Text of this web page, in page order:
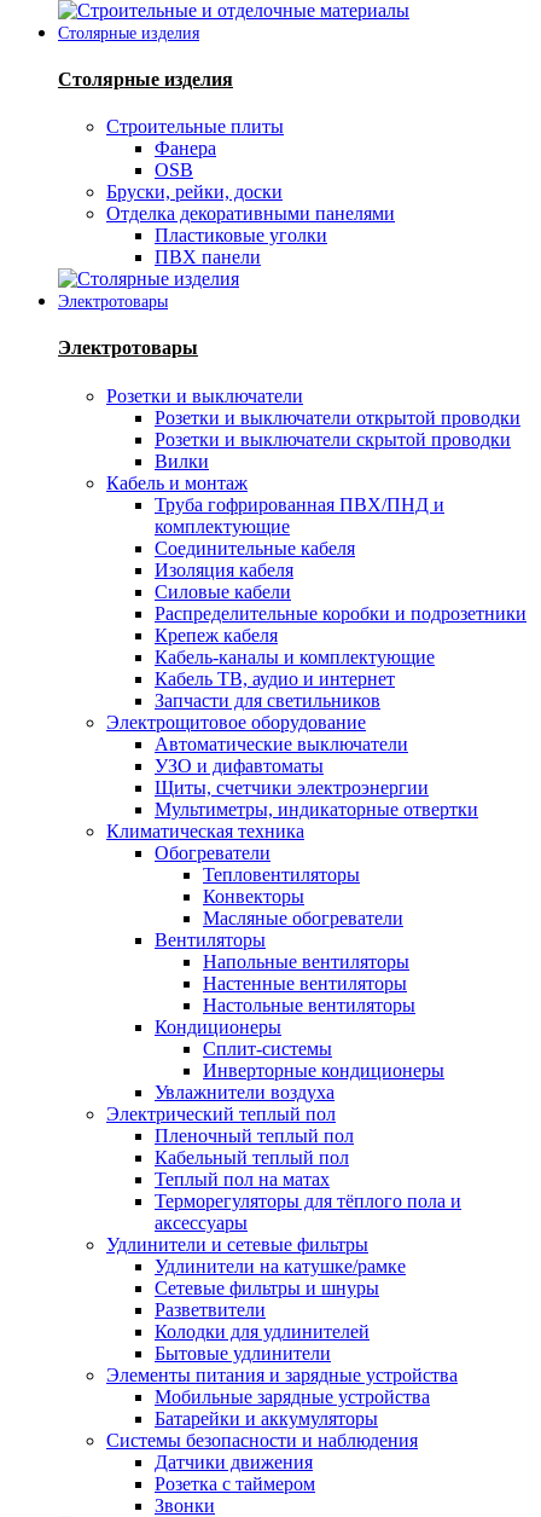
Столярные изделия
Столярные изделия
Строительные плиты
Фанера
OSB
Бруски, рейки, доски
Отделка декоративными панелями
Пластиковые уголки
ПВХ панели
Электротовары
Электротовары
Розетки и выключатели
Розетки и выключатели открытой проводки
Розетки и выключатели скрытой проводки
Вилки
Кабель и монтаж
Труба гофрированная ПВХ/ПНД и
комплектующие
Соединительные кабеля
Изоляция кабеля
Силовые кабели
Распределительные коробки и подрозетники
Крепеж кабеля
Кабель-каналы и комплектующие
Кабель ТВ, аудио и интернет
Запчасти для светильников
Электрощитовое оборудование
Автоматические выключатели
УЗО и дифавтоматы
Щиты, счетчики электроэнергии
Мультиметры, индикаторные отвертки
Климатическая техника
Обогреватели
Тепловентиляторы
Конвекторы
Масляные обогреватели
Вентиляторы
Напольные вентиляторы
Настенные вентиляторы
Настольные вентиляторы
Кондиционеры
Сплит-системы
Инверторные кондиционеры
Увлажнители воздуха
Электрический теплый пол
Пленочный теплый пол
Кабельный теплый пол
Теплый пол на матах
Терморегуляторы для тёплого пола и
аксессуары
Удлинители и сетевые фильтры
Удлинители на катушке/рамке
Сетевые фильтры и шнуры
Разветвители
Колодки для удлинителей
Бытовые удлинители
Элементы питания и зарядные устройства
Мобильные зарядные устройства
Батарейки и аккумуляторы
Системы безопасности и наблюдения
Датчики движения
Розетка с таймером
Звонки